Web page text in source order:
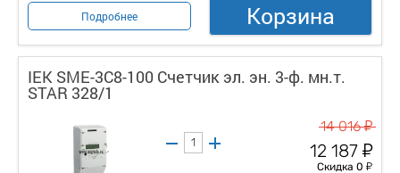
Подробнее Корзина
IEK SME-3C8-100 Счетчик эл. эн. 3-ф. мн.т.
STAR 328/1
14 016у
12 187 у
Скидка 0 у